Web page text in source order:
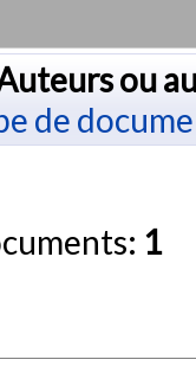
ou
de
1